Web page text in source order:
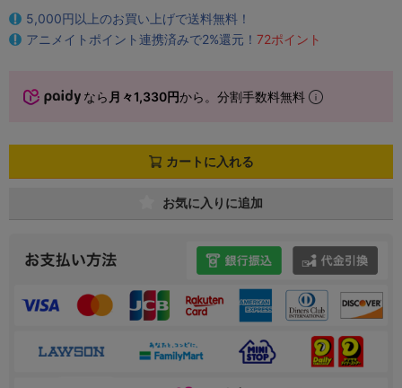
5,000円以上のお買い上げで送料無料！
アニメイトポイント連携済みで2%還元！ 72ポイント
なら 月々1,330円から。分割手数料無料
カートに入れる
お気に入りに追加